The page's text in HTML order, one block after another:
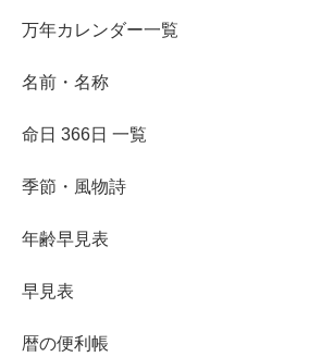
万年カレンダー一覧
名前・名称
命日 366日 一覧
季節・風物詩
年齢早見表
早見表
暦の便利帳